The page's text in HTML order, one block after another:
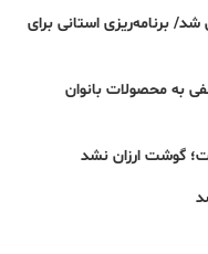
برنامه‌ریزی استانی برای
به محصولات بانوان